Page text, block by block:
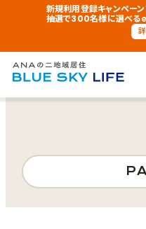
新規利用登録キャンペーン
抽選で300名様に選べる